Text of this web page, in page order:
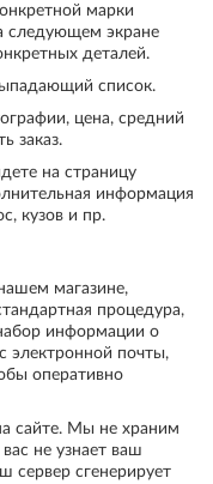
марки
следующем экране
деталей.
список.
цена, средний
заказ.
на страницу
информация
кузов и пр.
магазине,
процедура,
информации о
электронной почты,
оперативно
сайте. Мы не храним
не узнает ваш
сервер сгенерирует